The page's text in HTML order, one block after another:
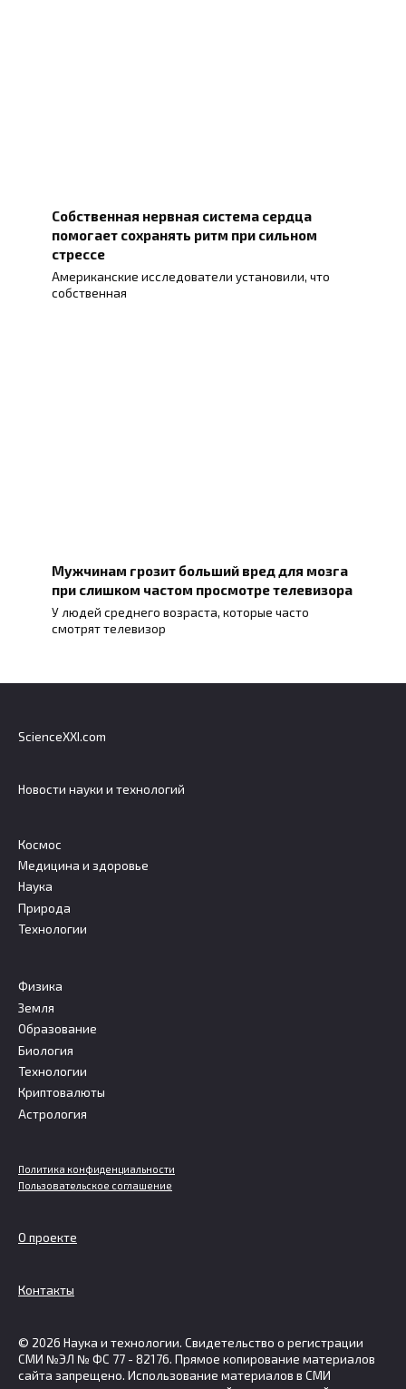
Собственная нервная система сердца
помогает сохранять ритм при сильном
стрессе
Американские исследователи установили, что
собственная
Мужчинам грозит больший вред для мозга
при слишком частом просмотре телевизора
У людей среднего возраста, которые часто
смотрят телевизор
ScienceXXI.com
Новости науки и технологий
Космос
Медицина и здоровье
Наука
Природа
Технологии
Физика
Земля
Образование
Биология
Технологии
Криптовалюты
Астрология
Политика конфиденциальности
Пользовательское соглашение
О проекте
Контакты
© 2026 Наука и технологии. Свидетельство о регистрации
СМИ №ЭЛ № ФС 77 - 82176. Прямое копирование материалов
сайта запрещено. Использование материалов в СМИ